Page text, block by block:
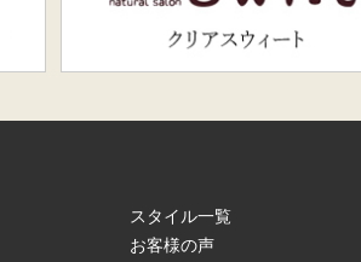
スタイル一覧
お客様の声